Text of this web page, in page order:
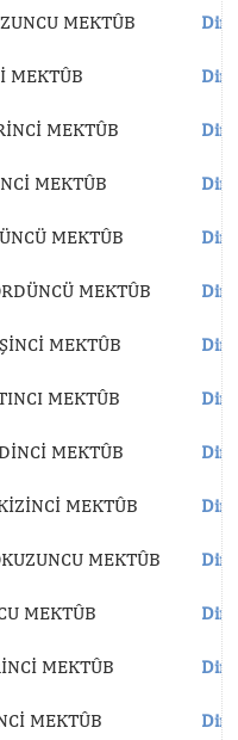
MEKTÛB
MEKTÛB
MEKTÛB
MEKTÛB
MEKTÛB
MEKTÛB
MEKTÛB
MEKTÛB
MEKTÛB
MEKTÛB
MEKTÛB
MEKTÛB
MEKTÛB
MEKTÛB